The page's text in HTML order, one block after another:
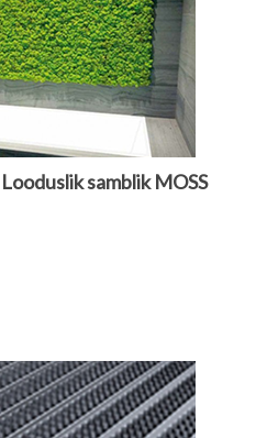
Looduslik samblik MOSS